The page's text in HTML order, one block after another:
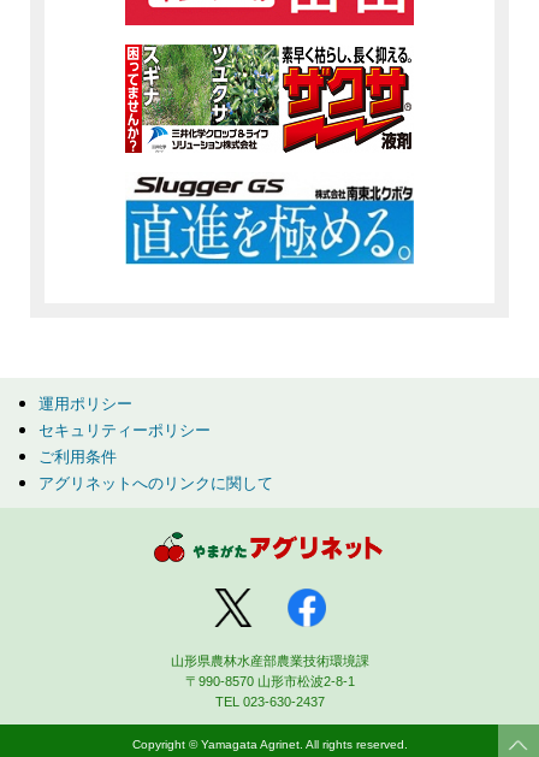
運用ポリシー
セキュリティーポリシー
ご利用条件
アグリネットへのリンクに関して
山形県農林水産部農業技術環境課
〒990-8570 山形市松波2-8-1
TEL 023-630-2437
Copyright © Yamagata Agrinet. All rights reserved.